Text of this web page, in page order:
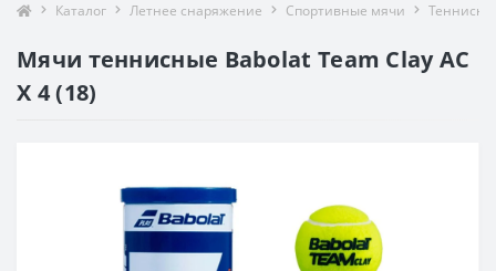
Каталог Летнее снаряжение Спортивные мячи
Мячи теннисные Babolat Team Clay AC
X 4 (18)